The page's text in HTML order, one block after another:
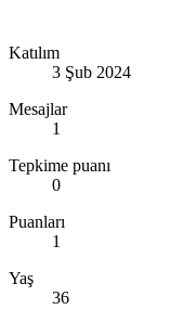
Katılım
3 Şub 2024
Mesajlar
1
Tepkime puanı
0
Puanları
1
Yaş
36